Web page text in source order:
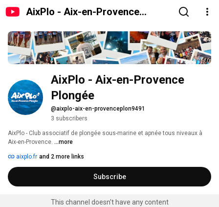
AixPlo - Aix-en-Provence
AixPlo - Aix-en-Provence
Plongée
@aixplo-aix-en-provenceplon9491
3 subscribers
AixPlo - Club associatif de plongée sous-marine et apnée tous niveaux à
Aix-en-Provence. ...more
aixplo.fr and 2 more links
Subscribe
This channel doesn't have any content